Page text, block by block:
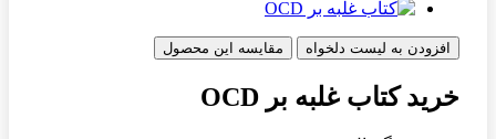
افزودن به لیست دلخواه مقایسه این محصول
خرید کتاب غلبه بر OCD